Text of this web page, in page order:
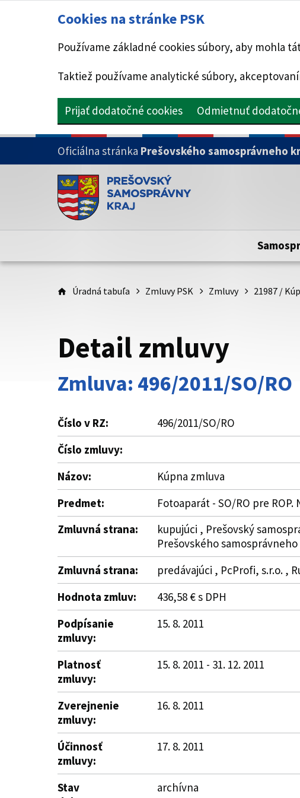
Cookies na stránke PSK
Používame základné cookies súbory, aby mohla
Taktiež používame analytické súbory,
Prijať dodatočné cookies Odmietnuť
PRESKOČIŤ NA HLAVNÝ OBSAH
Oficiálna stránka Prešovského samosprávneho
Doména psk.sk je oficiálna
Toto je oficiálna webová stránka Prešovského
Úradná tabuľa Zmluvy PSK Zmluvy 21987 /
Detail zmluvy
Zmluva: 496/2011/SO/RO
Číslo v RZ:
496/2011/SO/RO
Číslo zmluvy:
Názov:
Kúpna zmluva
Predmet:
Fotoaparát - SO/RO pre
Zmluvná strana:
kupujúci , Prešovský
Prešovského samosprávneho
Zmluvná strana:
predávajúci , PcProfi, s.r.o. ,
Hodnota zmluv:
436,58 € s DPH
Podpísanie
zmluvy:
15. 8. 2011
Platnosť
zmluvy:
15. 8. 2011 - 31. 12. 2011
Zverejnenie
zmluvy:
16. 8. 2011
Účinnosť
zmluvy:
17. 8. 2011
Stav
archívna